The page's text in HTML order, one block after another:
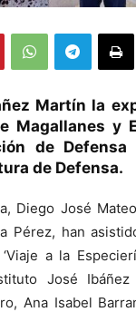
Martín la
Magallanes y
de
de Defensa.
Diego José
Pérez, han
a la
José
Ana Isabel